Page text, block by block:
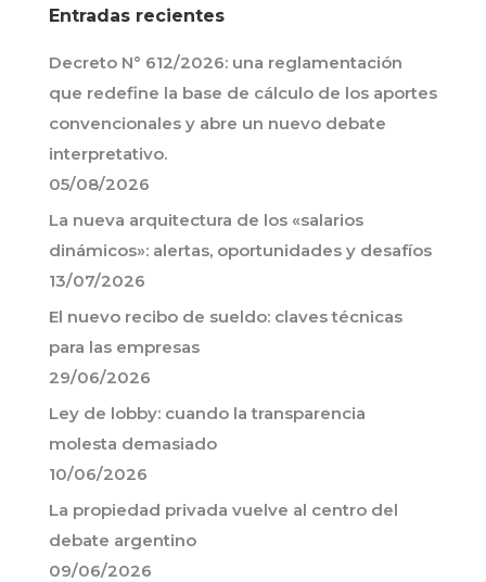
Entradas recientes
Decreto N° 612/2026: una reglamentación
que redefine la base de cálculo de los aportes
convencionales y abre un nuevo debate
interpretativo.
05/08/2026
La nueva arquitectura de los «salarios
dinámicos»: alertas, oportunidades y desafíos
13/07/2026
El nuevo recibo de sueldo: claves técnicas
para las empresas
29/06/2026
Ley de lobby: cuando la transparencia
molesta demasiado
10/06/2026
La propiedad privada vuelve al centro del
debate argentino
09/06/2026